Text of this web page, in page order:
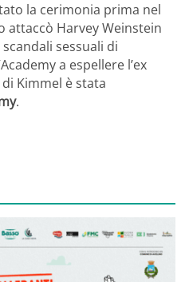
la cerimonia prima nel
attaccò Harvey Weinstein
sessuali di
a espellere l’ex
Kimmel è stata
.